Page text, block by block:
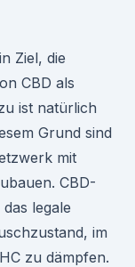
Ziel, die
CBD als
ist natürlich
Grund sind
mit
CBD-
legale
im
zu dämpfen.